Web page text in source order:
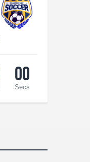
00
Secs